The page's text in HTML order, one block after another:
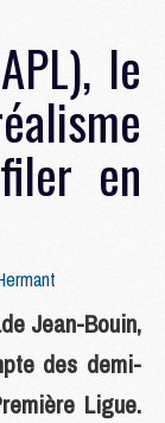
le
en
Jean-Bouin,
des demi-
Ligue.